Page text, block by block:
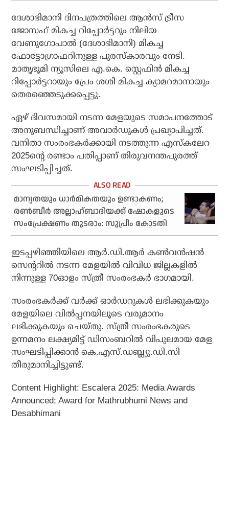
ദേശാഭിമാനി ദിനപത്രത്തിലെ ആന്‍സ് ട്രീസ
ജോസഫ് മികച്ച റിപ്പോര്‍ട്ടറും നിലിയ
വേണുഗോപാല്‍ (ദേശാഭിമാനി) മികച്ച
ഫോട്ടോഗ്രാഫറിനുള്ള പുരസ്‌കാരവും നേടി.
മാതൃഭൂമി ന്യൂസിലെ എ.കെ. സ്റ്റെഫിന്‍ മികച്ച
റിപ്പോര്‍ട്ടറായും പ്രേം ശശി മികച്ച ക്യാമറമാനായും
തെരഞ്ഞെടുക്കപ്പെട്ടു.
ഏഴ് ദിവസമായി നടന്ന മേളയുടെ സമാപനത്തോട്
അനുബന്ധിച്ചാണ് അവാര്‍ഡുകള്‍ പ്രഖ്യാപിച്ചത്.
വനിതാ സംരംഭകര്‍ക്കായി നടത്തുന്ന എസ്‌കലേറ
2025ന്റെ രണ്ടാം പതിപ്പാണ് തിരുവനന്തപുരത്ത്
സംഘടിപ്പിച്ചത്.
മാന്യതയും ധാര്‍മികതയും ഉണ്ടാകണം;
രണ്‍ബീര്‍ അല്ലാഹ്ബാദിയക്ക് ഷോകളുടെ
സംപ്രേക്ഷണം തുടരാം: സുപ്രീം കോടതി
ഇടപ്പഴിഞ്ഞിയിലെ ആര്‍.ഡി.ആര്‍ കണ്‍വന്‍ഷന്‍
സെന്ററില്‍ നടന്ന മേളയില്‍ വിവിധ ജില്ലകളില്‍
നിന്നുള്ള 70ഓളം സ്ത്രീ സംരംഭകര്‍ ഭാഗമായി.
സംരംഭകര്‍ക്ക് വര്‍ക്ക് ഓര്‍ഡറുകള്‍ ലഭിക്കുകയും
മേളയിലെ വില്‍പ്പനയിലൂടെ വരുമാനം
ലഭിക്കുകയും ചെയ്തു. സ്ത്രീ സംരംഭകരുടെ
ഉന്നമനം ലക്ഷ്യമിട്ട് ഡിസംബറില്‍ വിപുലമായ മേള
സംഘടിപ്പിക്കാന്‍ കെ.എസ്.ഡബ്ല്യു.ഡി.സി
തീരുമാനിച്ചിട്ടുണ്ട്.
Content Highlight: Escalera 2025: Media Awards
Announced; Award for Mathrubhumi News and
Desabhimani